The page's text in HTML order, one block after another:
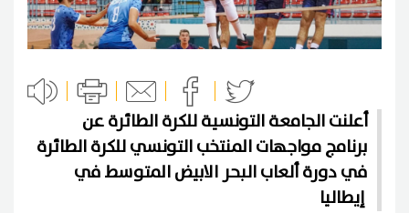
أعلنت الجامعة التونسية للكرة الطائرة عن
برنامج مواجهات المنتخب التونسي للكرة الطائرة
في دورة ألعاب البحر الابيض المتوسط في
إيطاليا